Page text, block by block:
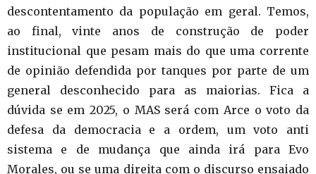
descontentamento da população em geral. Temos,
ao final, vinte anos de construção de poder
institucional que pesam mais do que uma corrente
de opinião defendida por tanques por parte de um
general desconhecido para as maiorias. Fica a
dúvida se em 2025, o MAS será com Arce o voto da
defesa da democracia e a ordem, um voto anti
sistema e de mudança que ainda irá para Evo
Morales, ou se uma direita com o discurso ensaiado